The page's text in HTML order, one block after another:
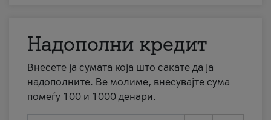
Надополни кредит
Внесете ја сумата која што сакате да ја
надополните. Ве молиме, внесувајте сума
помеѓу 100 и 1000 денари.